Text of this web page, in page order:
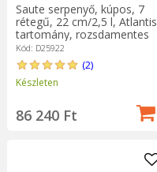
Saute serpenyő, kúpos, 7
rétegű, 22 cm/2,5 l, Atlantis
tartomány, rozsdamentes
acél - Demeyere
Kód: D25922
(2)
Készleten
86 240 Ft